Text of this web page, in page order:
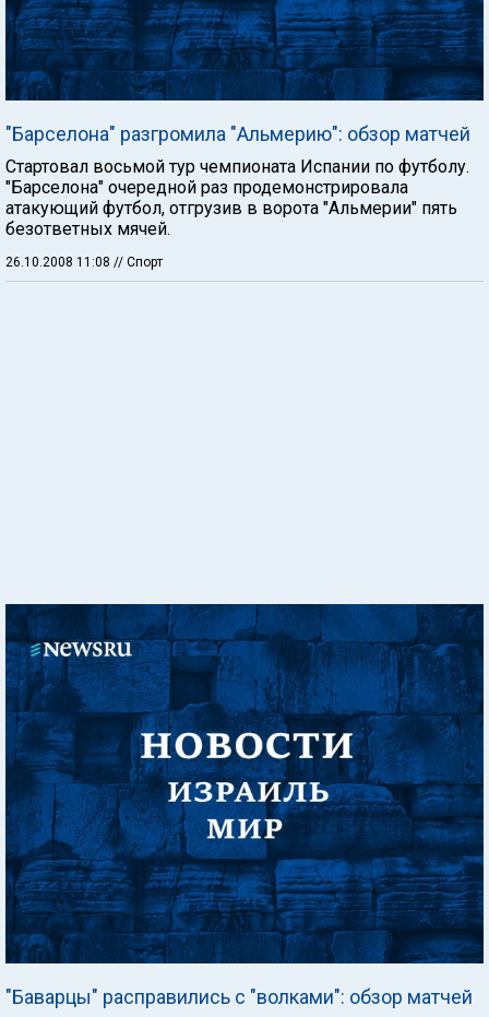
"Барселона" разгромила "Альмерию": обзор матчей
Стартовал восьмой тур чемпионата Испании по футболу.
"Барселона" очередной раз продемонстрировала
атакующий футбол, отгрузив в ворота "Альмерии" пять
безответных мячей.
26.10.2008 11:08 // Спорт
"Баварцы" расправились с "волками": обзор матчей